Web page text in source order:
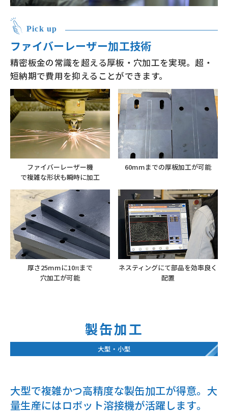
Pick up
ファイバーレーザー加工技術
精密板金の常識を超える厚板・穴加工を実現。超・
短納期で費用を抑えることができます。
ファイバーレーザー機
で複雑な形状も瞬時に加工
60mmまでの厚板加工が可能
厚さ25mmに10πまで
穴加工が可能
ネスティングにて部品を効率良く
配置
製缶加工
大型・小型
大型で複雑かつ高精度な製缶加工が得意。 大
量生産にはロボット溶接機が活躍します。